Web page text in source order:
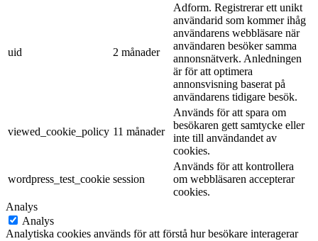
uid 2 månader
Adform. Registrerar ett unikt
användarid som kommer ihåg
användarens webbläsare när
användaren besöker samma
annonsnätverk. Anledningen
är för att optimera
annonsvisning baserat på
användarens tidigare besök.
viewed_cookie_policy 11 månader
Används för att spara om
besökaren gett samtycke eller
inte till användandet av
cookies.
wordpress_test_cookie session
Används för att kontrollera
om webbläsaren accepterar
cookies.
Analys
Analys
Analytiska cookies används för att förstå hur besökare interagerar